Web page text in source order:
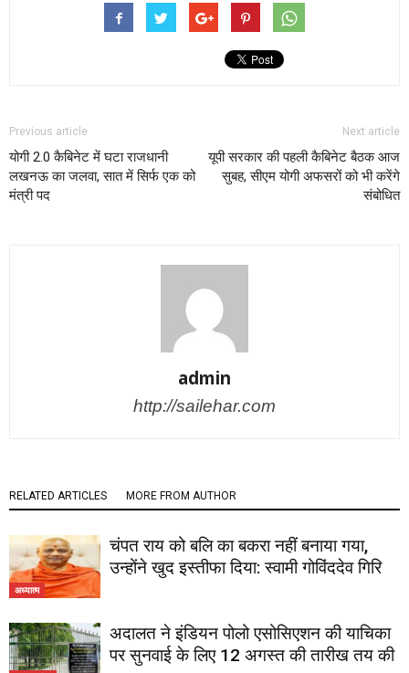
Previous article
योगी 2.0 कैब‍िनेट में घटा राजधानी
लखनऊ का जलवा, सात में स‍िर्फ एक को
मंत्री पद
Next article
यूपी सरकार की पहली कैबिनेट बैठक आज
सुबह, सीएम योगी अफसरों को भी करेंगे
संबोधित
admin
http://sailehar.com
RELATED ARTICLES MORE FROM AUTHOR
अध्यात्म
चंपत राय को बलि का बकरा नहीं बनाया गया,
उन्होंने खुद इस्तीफा दिया: स्वामी गोविंददेव गिरि
अदालत ने इंडियन पोलो एसोसिएशन की याचिका
पर सुनवाई के लिए 12 अगस्त की तारीख तय की